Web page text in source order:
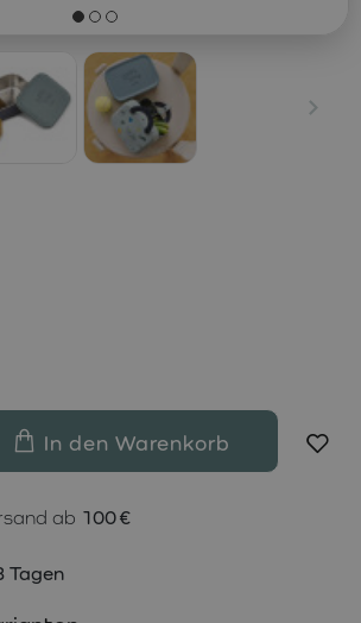
In den Warenkorb
ab 100 €
Tagen